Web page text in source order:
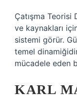
Çatışma Teorisi
ve kaynakları
sistemi görür.
temel
mücadele eden
KARL